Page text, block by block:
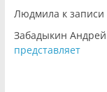
Людмила к записи
Забадыкин Андрей
представляет